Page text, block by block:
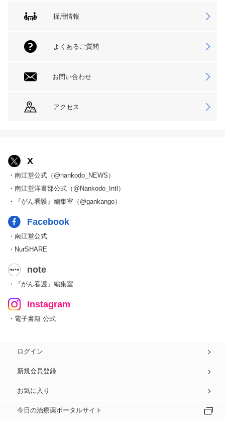
採用情報
よくあるご質問
お問い合わせ
アクセス
X
・南江堂公式（@nankodo_NEWS）
・南江堂洋書部公式（@Nankodo_Intl）
・『がん看護』編集室（@gankango）
Facebook
・南江堂公式
・NurSHARE
note
・『がん看護』編集室
Instagram
・電子書籍 公式
ログイン
新規会員登録
お気に入り
今日の治療薬ポータルサイト